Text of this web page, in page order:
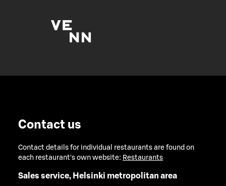
Contact us
Contact details for individual restaurants are found on
each restaurant's own website: Restaurants
Sales service, Helsinki metropolitan area